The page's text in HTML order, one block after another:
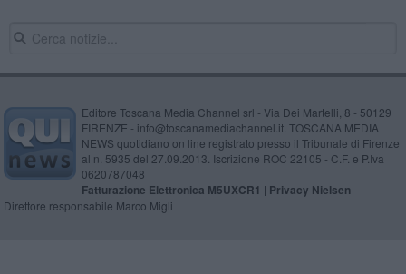
Editore Toscana Media Channel srl - Via Dei Martelli, 8 - 50129
FIRENZE - info@toscanamediachannel.it. TOSCANA MEDIA
NEWS quotidiano on line registrato presso il Tribunale di Firenze
al n. 5935 del 27.09.2013. Iscrizione ROC 22105 - C.F. e P.Iva
0620787048
Fatturazione Elettronica M5UXCR1 | Privacy Nielsen
Direttore responsabile Marco Migli